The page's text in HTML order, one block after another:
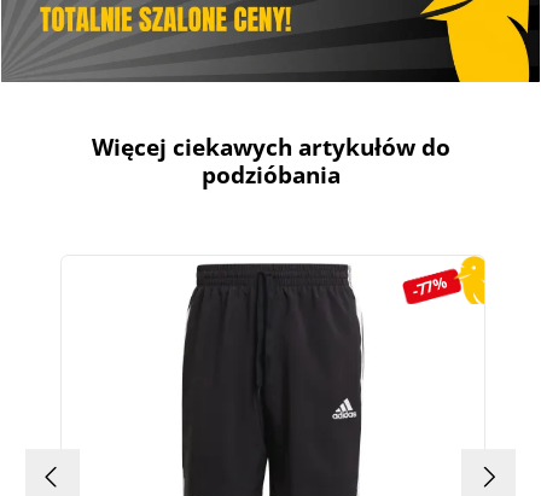
Więcej ciekawych artykułów do
podzióbania
Pomiń galerię produktów
-77%